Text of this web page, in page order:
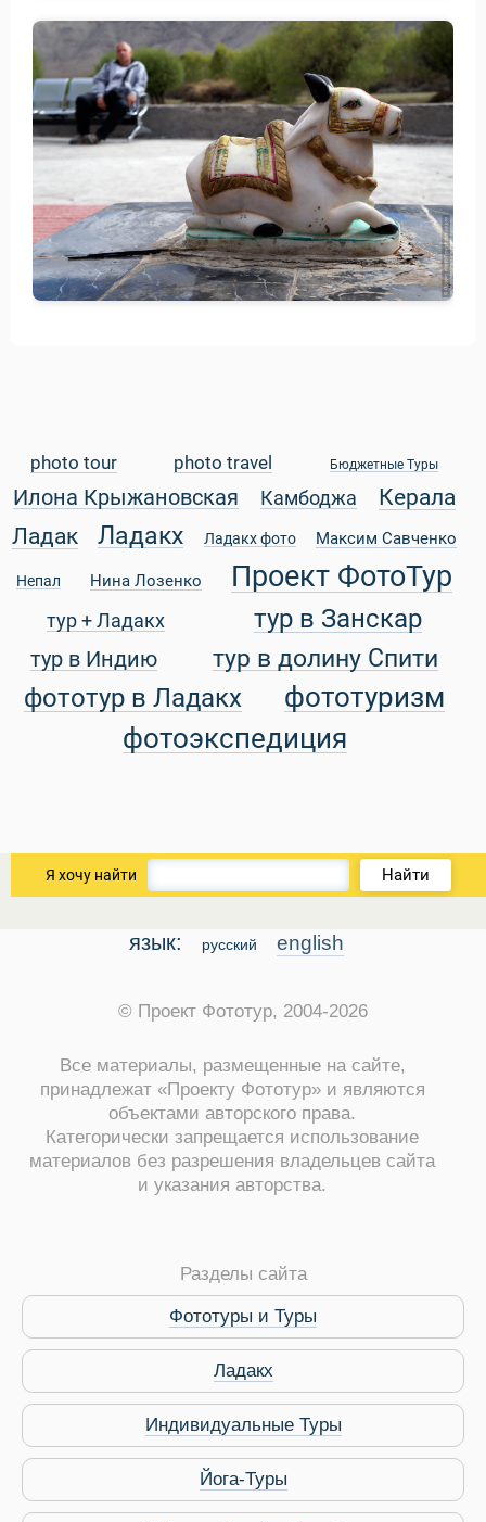
Виза в Индию
photo tour photo travel Бюджетные Туры
Илона Крыжановская Камбоджа
Керала
Ладак
Ладакх Ладакх фото Максим Савченко
Непал Нина Лозенко Проект ФотоТур
тур + Ладакх тур в Занскар
тур в Индию тур в долину Спити
фототур в Ладакх
фототуризм
фотоэкспедиция
Я хочу найти Найти
язык: русский english
© Проект Фототур, 2004-2026
Все материалы, размещенные на сайте,
принадлежат «Проекту Фототур» и являются
объектами авторского права.
Категорически запрещается использование
материалов без разрешения владельцев сайта
и указания авторства.
Разделы сайта
Фототуры и Туры
Ладакх
Индивидуальные Туры
Йога-Туры